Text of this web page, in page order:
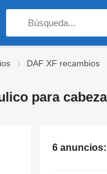
DAF XF recambios
para
6 anuncios: